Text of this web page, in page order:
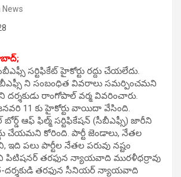
News
సర్టిఫికేట్ హైకోర్టు రద్దు చేయలేదు.
ని సంబంధిత వివరాలు సమర్పించమని
దర్శకుడు రాంగోపాల్ వర్మ వివరించారు.
11 కు హైకోర్టు వాయిదా వేసింది.
బోర్డ్ ఆఫ్ ఫిల్మ్ సర్టిఫికేషన్ (సీబీఎఫ్సీ) జారీని
చేయమని కోరింది. పార్టీ జెండాలు, నేతల
ఇది పలు పార్టీల నేతల పరువు నష్టం
పిటిషనర్ తరఫున న్యాయవాది మురళీధర్రావు
దర్శకుడి తరఫున సీనియర్ న్యాయవాది